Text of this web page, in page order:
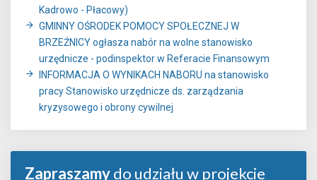
Kadrowo - Płacowy)
GMINNY OŚRODEK POMOCY SPOŁECZNEJ W
BRZEŹNICY ogłasza nabór na wolne stanowisko
urzędnicze - podinspektor w Referacie Finansowym
INFORMACJA O WYNIKACH NABORU na stanowisko
pracy Stanowisko urzędnicze ds. zarządzania
kryzysowego i obrony cywilnej
Zapraszamydo udziału w projekcie